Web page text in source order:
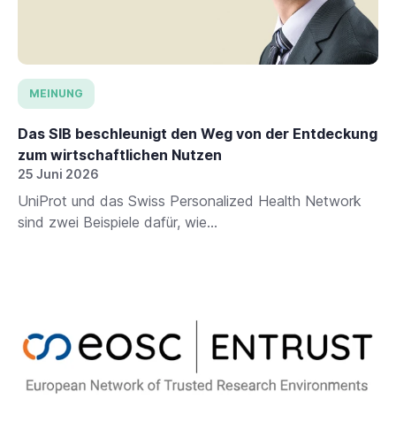
MEINUNG
Das SIB beschleunigt den Weg von der Entdeckung
zum wirtschaftlichen Nutzen
25 Juni 2026
UniProt und das Swiss Personalized Health Network
sind zwei Beispiele dafür, wie...